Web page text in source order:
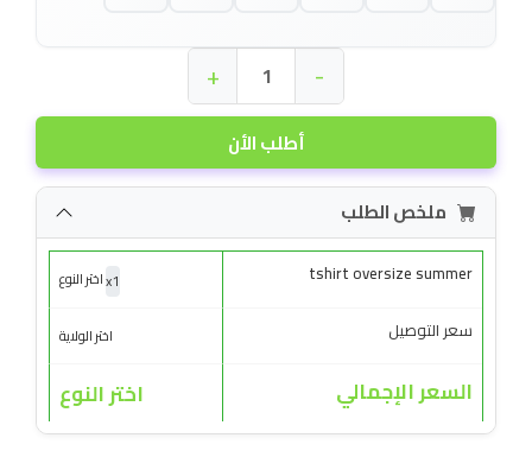
أطلب الأن
-
+
ملخص الطلب
tshirt oversize summer
x1 اختر النوع
سعر التوصيل اختر الولاية
السعر الإجمالي اختر النوع